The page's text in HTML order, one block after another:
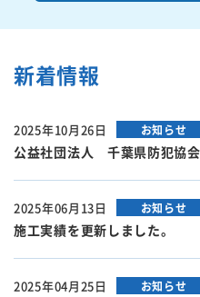
新着情報
2025年10月26日 お知らせ
公益社団法人 千葉県防犯協
2025年06月13日 お知らせ
施工実績を更新しました。
2025年04月25日 お知らせ